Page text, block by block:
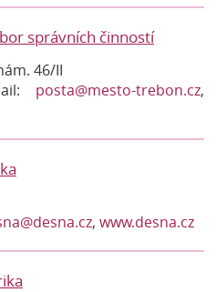
správních činností
46/II
posta@mesto-trebon.cz,
, www.desna.cz